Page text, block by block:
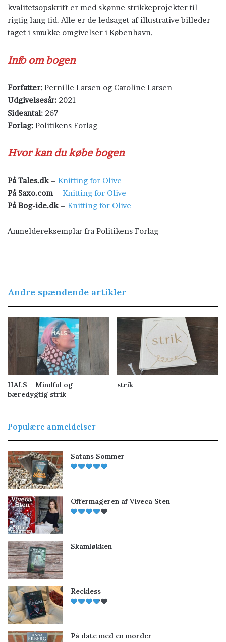
kvalitetsopskrift er med skønne strikkeprojekter til
rigtig lang tid. Alle er de ledsaget af illustrative billeder
taget i smukke omgivelser i København.
Info om bogen
Forfatter: Pernille Larsen og Caroline Larsen
Udgivelsesår: 2021
Sideantal: 267
Forlag: Politikens Forlag
Hvor kan du købe bogen
På Tales.dk– Knitting for Olive
På Saxo.com– Knitting for Olive
På Bog-ide.dk– Knitting for Olive
Anmeldereksemplar fra Politikens Forlag
Andre spændende artikler
HALS – Mindful og
bæredygtig strik
strik
Populære anmeldelser
Satans Sommer
Offermageren af Viveca Sten
Skamløkken
Reckless
På date med en morder